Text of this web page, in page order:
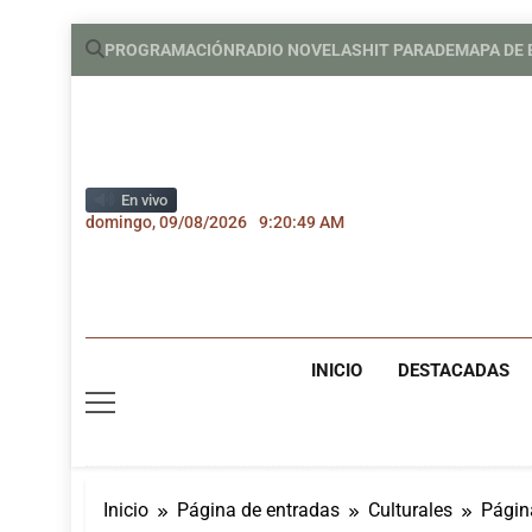
Saltar
PROGRAMACIÓNRADIO NOVELASHIT PARADEMAPA DE
En vivo
domingo, 09/08/2026 9:20:51 AM
INICIO DESTACADAS
Inicio Página de entradas Culturales